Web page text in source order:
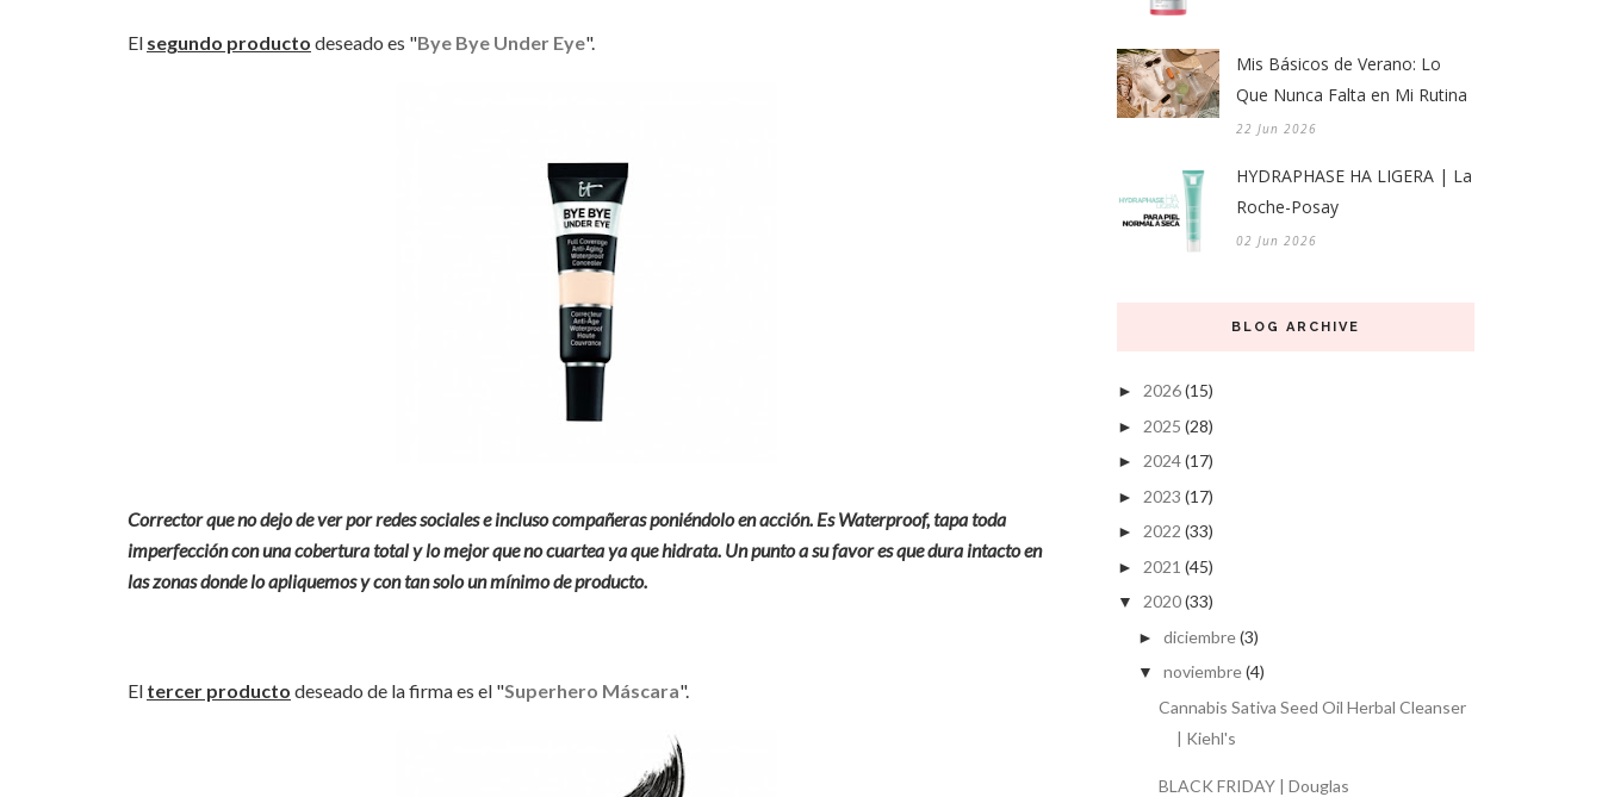
El segundo producto deseado es "Bye Bye Under Eye".
Corrector que no dejo de ver por redes sociales e incluso compañeras poniéndolo en acción. Es Waterproof, tapa toda
imperfección con una cobertura total y lo mejor que no cuartea ya que hidrata. Un punto a su favor es que dura intacto en
las zonas donde lo apliquemos y con tan solo un mínimo de producto.
El tercer producto deseado de la firma es el "Superhero Máscara".
Mis Básicos de Verano: Lo
Que Nunca Falta en Mi Rutina
22 Jun 2026
HYDRAPHASE HA LIGERA | La
Roche-Posay
02 Jun 2026
BLOG ARCHIVE
► 2026(15)
► 2025 (28)
► 2024(17)
► 2023 (17)
► 2022 (33)
► 2021 (45)
▼ 2020(33)
► diciembre(3)
▼ noviembre(4)
Cannabis Sativa Seed Oil Herbal Cleanser
| Kiehl's
BLACK FRIDAY | Douglas